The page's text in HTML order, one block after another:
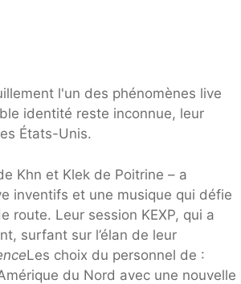
l'un des phénomènes live
identité reste inconnue, leur
États-Unis.
Khn et Klek de Poitrine – a
inventifs et une musique qui défie
route. Leur session KEXP, qui a
surfant sur l’élan de leur
Les choix du personnel de :
du Nord avec une nouvelle